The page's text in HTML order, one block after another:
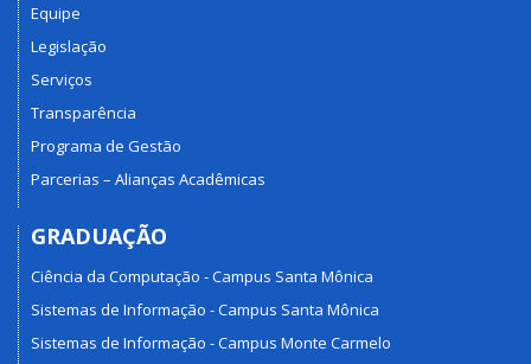
Equipe
Legislação
Serviços
Transparência
Programa de Gestão
Parcerias – Alianças Acadêmicas
GRADUAÇÃO
Ciência da Computação - Campus Santa Mônica
Sistemas de Informação - Campus Santa Mônica
Sistemas de Informação - Campus Monte Carmelo